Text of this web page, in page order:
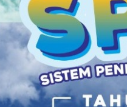
1 Ajibarang
tantangan setelah lulus
kali